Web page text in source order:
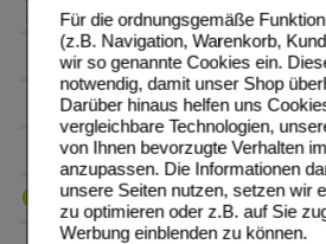
Für die ordnungsgemäße
(z.B. Navigation, Warenkorb,
wir so genannte Cookies ein.
notwendig, damit unser Shop
Darüber hinaus helfen uns
vergleichbare Technologien,
von Ihnen bevorzugte Verhalten
anzupassen. Die Informationen
unsere Seiten nutzen, setzen wir
zu optimieren oder z.B. auf Sie
Werbung einblenden zu können.